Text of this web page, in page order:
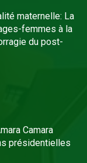
maternelle: La
femmes à la
du post-
Camara
présidentielles